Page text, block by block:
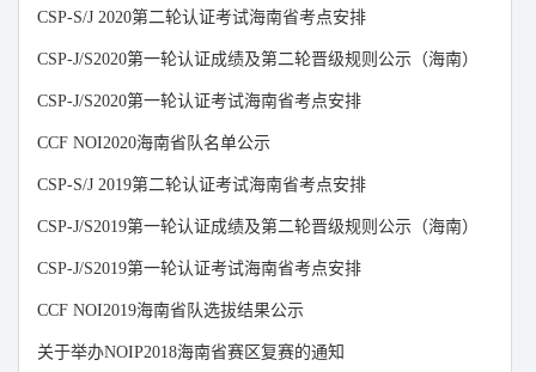
山东 山西
上海 四川 天津
新疆 浙江
宁夏 云南
香港 青海
台湾
CSP-S/J 2020第二轮认证考试海南省考点安排
CSP-J/S2020第一轮认证成绩及第二轮晋级规则公示（海南）
CSP-J/S2020第一轮认证考试海南省考点安排
CCF NOI2020海南省队名单公示
CSP-S/J 2019第二轮认证考试海南省考点安排
CSP-J/S2019第一轮认证成绩及第二轮晋级规则公示（海南）
CSP-J/S2019第一轮认证考试海南省考点安排
CCF NOI2019海南省队选拔结果公示
关于举办NOIP2018海南省赛区复赛的通知